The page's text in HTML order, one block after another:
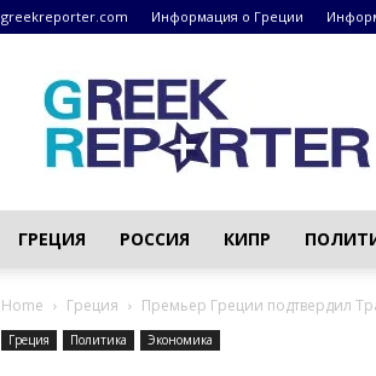
greekreporter.com Информация о Греции
Греческие
новости
–
greekreporter.com
ГРЕЦИЯ РОССИЯ КИПР
Home Греция Премьер Греции подтвердил
Греция Политика Экономика